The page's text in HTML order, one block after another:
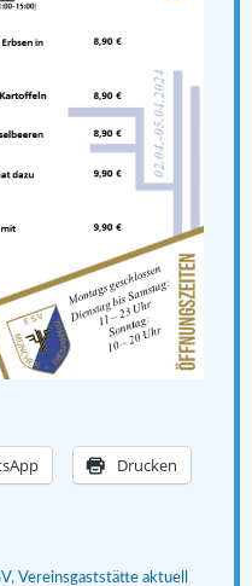
Drucken
, Vereinsgaststätte aktuell